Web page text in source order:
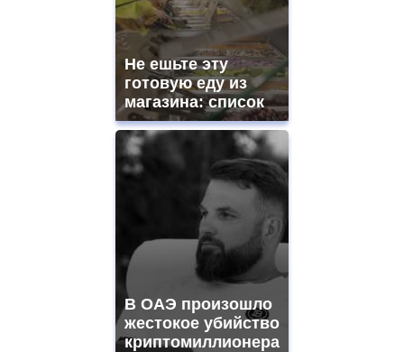
Не ешьте эту
готовую еду из
магазина: список
В ОАЭ произошло
жестокое убийство
криптомиллионера